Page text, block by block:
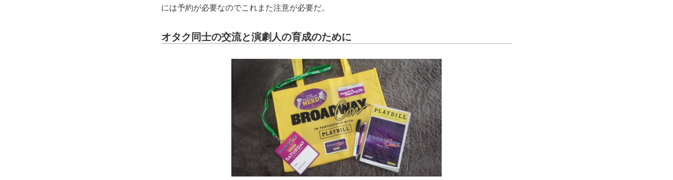
には予約が必要なのでこれまた注意が必要だ。
オタク同士の交流と演劇人の育成のために